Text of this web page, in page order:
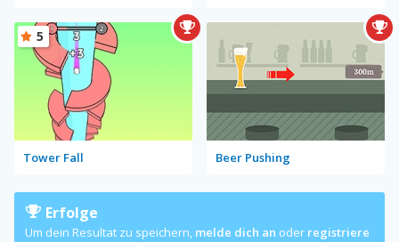
Tower Fall
5
Beer Pushing
Erfolge
Um dein Resultat zu speichern, melde dich an oder registriere